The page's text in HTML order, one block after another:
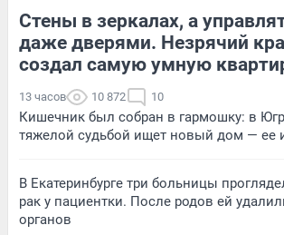
Стены в зеркалах, а
даже дверями. Незрячий
создал самую умную
13 часов 10 872 10
Кишечник был собран в гармошку: в
тяжелой судьбой ищет новый дом — ее
В Екатеринбурге три больницы
рак у пациентки. После родов ей
органов